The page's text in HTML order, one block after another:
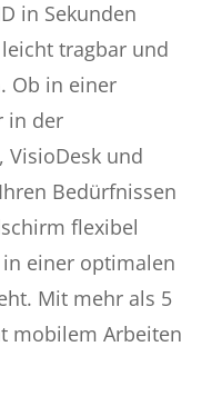
in Sekunden
tragbar und
Ob in einer
in der
VisioDesk und
Bedürfnissen
flexibel
einer optimalen
Mit mehr als 5
mobilem Arbeiten